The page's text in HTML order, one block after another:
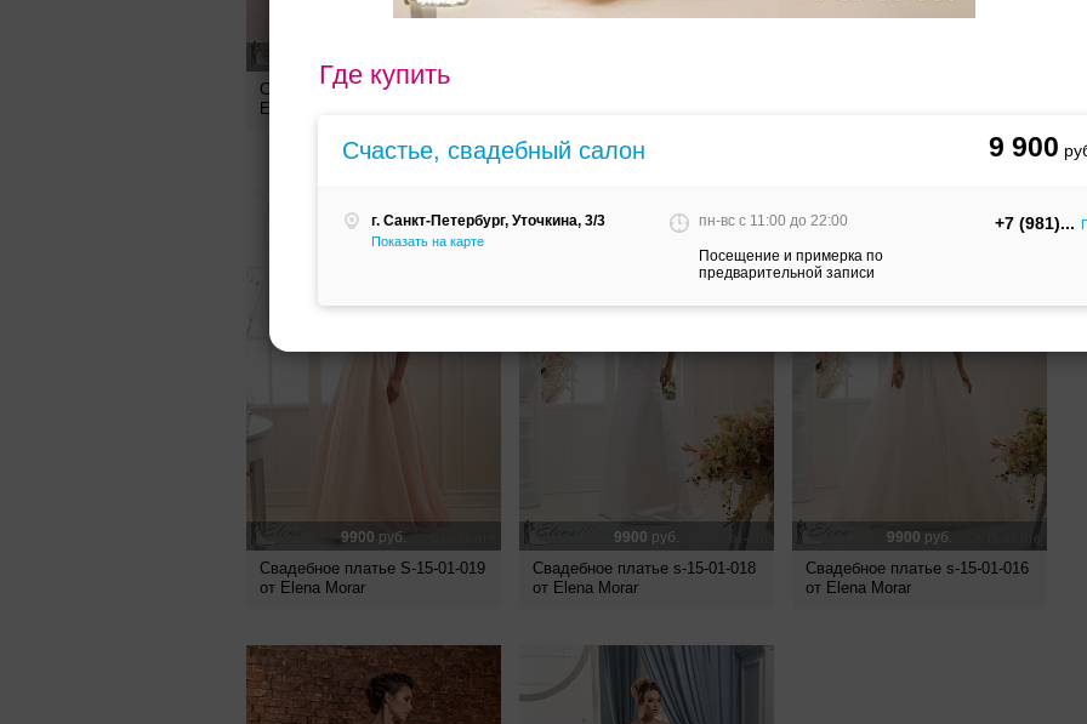
Где купить
Счастье, свадебный салон 9 900
г. Санкт-Петербург, Уточкина, 3/3
Показать на карте
пн-вс c 11:00 до 22:00
Посещение и примерка по
предварительной записи
+7 (981)
Свадебное платье S-16-204 от
Elena Morar
9900 руб.
Свадебное платье S-15-01-019
от Elena Morar
9900 руб.
Свадебное платье s-15-01-018
от Elena Morar
9900 руб.
Свадебное платье s-15-01-016
от Elena Morar